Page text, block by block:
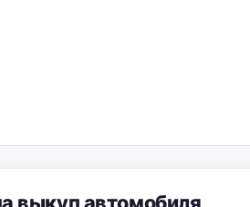
выкуп автомобиля